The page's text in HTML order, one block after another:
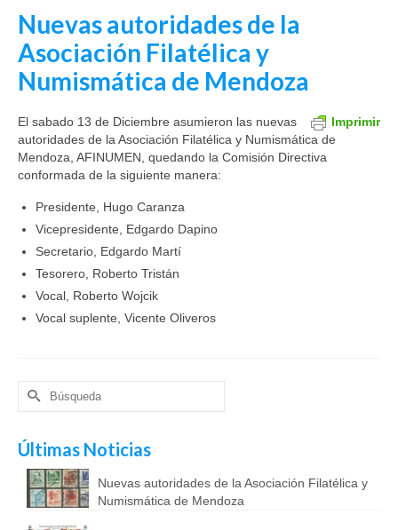
Nuevas autoridades de la
Asociación Filatélica y
Numismática de Mendoza
Imprimir
El sabado 13 de Diciembre asumieron las nuevas
autoridades de la Asociación Filatélica y Numismática de
Mendoza, AFINUMEN, quedando la Comisión Directiva
conformada de la siguiente manera:
Presidente, Hugo Caranza
Vicepresidente, Edgardo Dapino
Secretario, Edgardo Martí
Tesorero, Roberto Tristán
Vocal, Roberto Wojcik
Vocal suplente, Vicente Oliveros
Buscar
por:
Últimas Noticias
Nuevas autoridades de la Asociación Filatélica y
Numismática de Mendoza